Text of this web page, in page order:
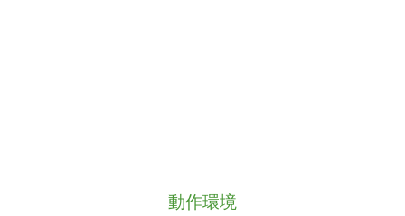
動作環境